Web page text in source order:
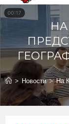
> Новости > На